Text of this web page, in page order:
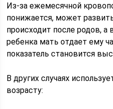
Из-за ежемесячной
понижается, может
происходит после родов,
ребенка мать отдает ему
показатель становится
В других случаях
возрасту: